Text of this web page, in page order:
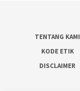
TENTANG KAMI
KODE ETIK
DISCLAIMER